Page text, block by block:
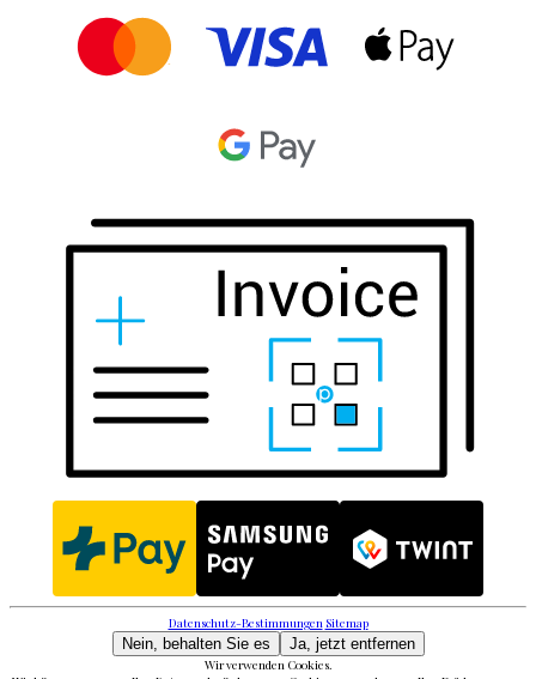
Datenschutz-Bestimmungen Sitemap
Nein, behalten Sie es Ja, jetzt entfernen
Wir verwenden Cookies.